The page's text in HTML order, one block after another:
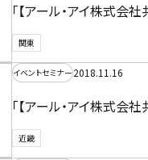
「【アール・アイ株式
関東
イベントセミナー2018.11.16
「【アール・アイ株式
近畿